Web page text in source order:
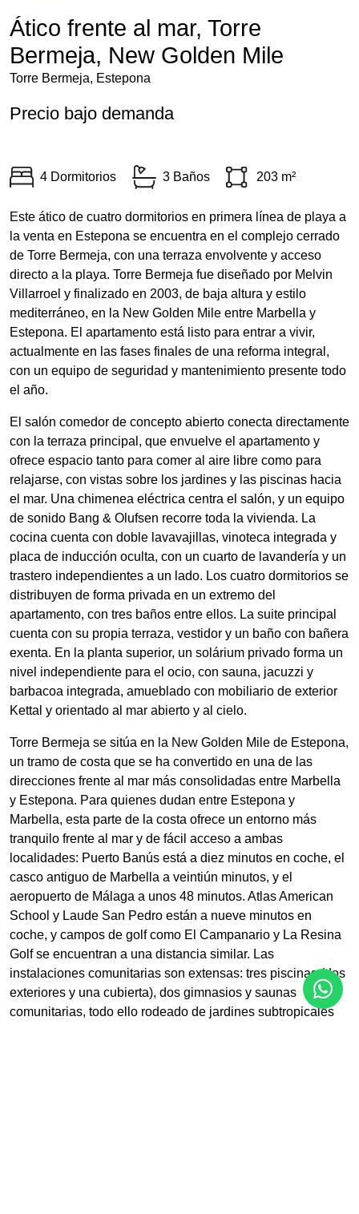
Ático frente al mar, Torre
Bermeja, New Golden Mile
Torre Bermeja, Estepona
Precio bajo demanda
4 Dormitorios 3 Baños 203 m²
Este ático de cuatro dormitorios en primera línea de playa a
la venta en Estepona se encuentra en el complejo cerrado
de Torre Bermeja, con una terraza envolvente y acceso
directo a la playa. Torre Bermeja fue diseñado por Melvin
Villarroel y finalizado en 2003, de baja altura y estilo
mediterráneo, en la New Golden Mile entre Marbella y
Estepona. El apartamento está listo para entrar a vivir,
actualmente en las fases finales de una reforma integral,
con un equipo de seguridad y mantenimiento presente todo
el año.
El salón comedor de concepto abierto conecta directamente
con la terraza principal, que envuelve el apartamento y
ofrece espacio tanto para comer al aire libre como para
relajarse, con vistas sobre los jardines y las piscinas hacia
el mar. Una chimenea eléctrica centra el salón, y un equipo
de sonido Bang & Olufsen recorre toda la vivienda. La
cocina cuenta con doble lavavajillas, vinoteca integrada y
placa de inducción oculta, con un cuarto de lavandería y un
trastero independientes a un lado. Los cuatro dormitorios se
distribuyen de forma privada en un extremo del
apartamento, con tres baños entre ellos. La suite principal
cuenta con su propia terraza, vestidor y un baño con bañera
exenta. En la planta superior, un solárium privado forma un
nivel independiente para el ocio, con sauna, jacuzzi y
barbacoa integrada, amueblado con mobiliario de exterior
Kettal y orientado al mar abierto y al cielo.
Torre Bermeja se sitúa en la New Golden Mile de Estepona,
un tramo de costa que se ha convertido en una de las
direcciones frente al mar más consolidadas entre Marbella
y Estepona. Para quienes dudan entre Estepona y
Marbella, esta parte de la costa ofrece un entorno más
tranquilo frente al mar y de fácil acceso a ambas
localidades: Puerto Banús está a diez minutos en coche, el
casco antiguo de Marbella a veintiún minutos, y el
aeropuerto de Málaga a unos 48 minutos. Atlas American
School y Laude San Pedro están a nueve minutos en
coche, y campos de golf como El Campanario y La Resina
Golf se encuentran a una distancia similar. Las
instalaciones comunitarias son extensas: tres piscinas (dos
exteriores y una cubierta), dos gimnasios y saunas
comunitarias, todo ello rodeado de jardines subtropicales